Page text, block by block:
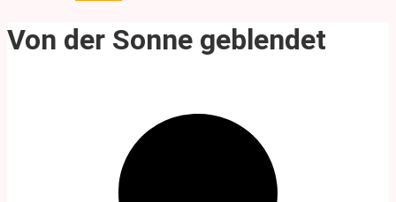
Von der Sonne geblendet